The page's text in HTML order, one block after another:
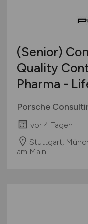
(Senior)
Quality
Pharma -
Porsche
vor 4 Tagen
Stuttgart,
am Main